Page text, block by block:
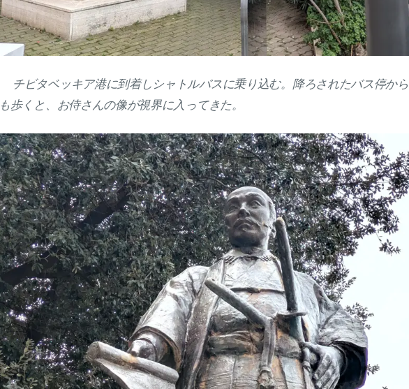
チビタベッキア港に到着しシャトルバスに乗り込む。降ろされたバス停か
も歩くと、お侍さんの像が視界に入ってきた。